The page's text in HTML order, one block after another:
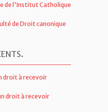
de l'Institut Catholique
de Droit canonique
.
droit à recevoir
droit à recevoir